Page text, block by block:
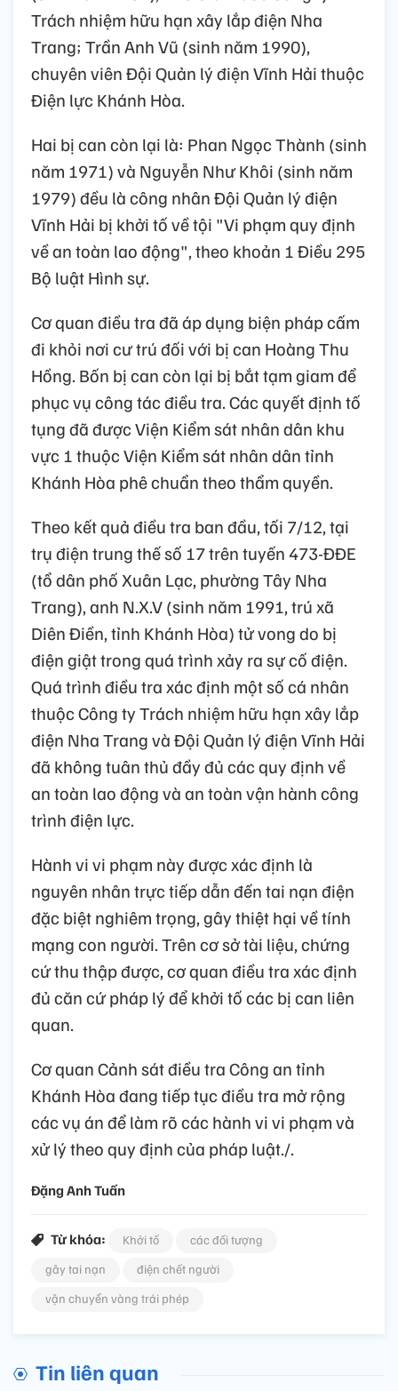
Trách nhiệm hữu hạn xây lắp điện Nha
Trang; Trần Anh Vũ (sinh năm 1990),
chuyên viên Đội Quản lý điện Vĩnh Hải thuộc
Điện lực Khánh Hòa.
Hai bị can còn lại là: Phan Ngọc Thành (sinh
năm 1971) và Nguyễn Như Khôi (sinh năm
1979) đều là công nhân Đội Quản lý điện
Vĩnh Hải bị khởi tố về tội "Vi phạm quy định
về an toàn lao động", theo khoản 1 Điều 295
Bộ luật Hình sự.
Cơ quan điều tra đã áp dụng biện pháp cấm
đi khỏi nơi cư trú đối với bị can Hoàng Thu
Hồng. Bốn bị can còn lại bị bắt tạm giam để
phục vụ công tác điều tra. Các quyết định tố
tụng đã được Viện Kiểm sát nhân dân khu
vực 1 thuộc Viện Kiểm sát nhân dân tỉnh
Khánh Hòa phê chuẩn theo thẩm quyền.
Theo kết quả điều tra ban đầu, tối 7/12, tại
trụ điện trung thế số 17 trên tuyến 473-ĐĐE
(tổ dân phố Xuân Lạc, phường Tây Nha
Trang), anh N.X.V (sinh năm 1991, trú xã
Diên Điền, tỉnh Khánh Hòa) tử vong do bị
điện giật trong quá trình xảy ra sự cố điện.
Quá trình điều tra xác định một số cá nhân
thuộc Công ty Trách nhiệm hữu hạn xây lắp
điện Nha Trang và Đội Quản lý điện Vĩnh Hải
đã không tuân thủ đầy đủ các quy định về
an toàn lao động và an toàn vận hành công
trình điện lực.
Hành vi vi phạm này được xác định là
nguyên nhân trực tiếp dẫn đến tai nạn điện
đặc biệt nghiêm trọng, gây thiệt hại về tính
mạng con người. Trên cơ sở tài liệu, chứng
cứ thu thập được, cơ quan điều tra xác định
đủ căn cứ pháp lý để khởi tố các bị can liên
quan.
Cơ quan Cảnh sát điều tra Công an tỉnh
Khánh Hòa đang tiếp tục điều tra mở rộng
các vụ án để làm rõ các hành vi vi phạm và
xử lý theo quy định của pháp luật./.
Đặng Anh Tuấn
Từ khóa: Khởi tố
các đối tượng
gây tai nạn
điện chết người
vận chuyển vàng trái phép
Tin liên quan